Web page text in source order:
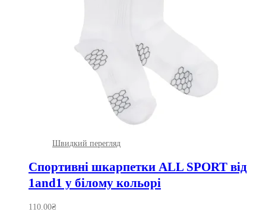
Швидкий перегляд
Спортивні шкарпетки ALL SPORT від
1and1 у білому кольорі
110.00₴